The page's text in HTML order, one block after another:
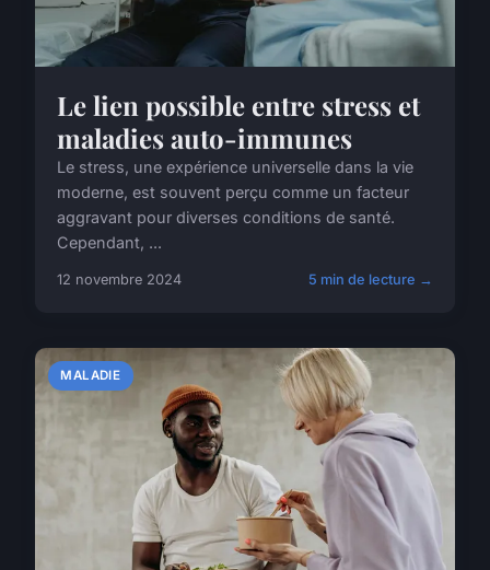
Le lien possible entre stress et
maladies auto-immunes
Le stress, une expérience universelle dans la vie
moderne, est souvent perçu comme un facteur
aggravant pour diverses conditions de santé.
Cependant, ...
12 novembre 2024 5 min de lecture →
MALADIE